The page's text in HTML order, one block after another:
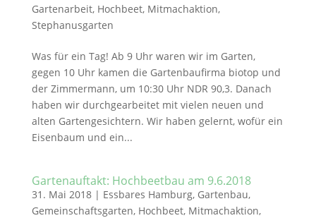
Gartenarbeit, Hochbeet, Mitmachaktion,
Stephanusgarten
Was für ein Tag! Ab 9 Uhr waren wir im Garten,
gegen 10 Uhr kamen die Gartenbaufirma biotop und
der Zimmermann, um 10:30 Uhr NDR 90,3. Danach
haben wir durchgearbeitet mit vielen neuen und
alten Gartengesichtern. Wir haben gelernt, wofür ein
Eisenbaum und ein...
Gartenauftakt: Hochbeetbau am 9.6.2018
31. Mai 2018| Essbares Hamburg, Gartenbau,
Gemeinschaftsgarten, Hochbeet, Mitmachaktion,